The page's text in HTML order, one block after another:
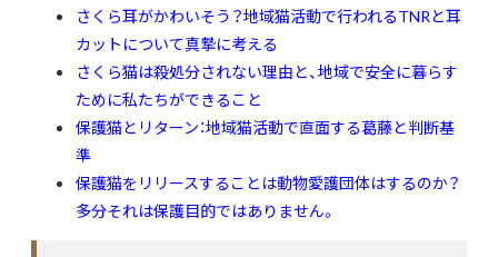
さくら耳がかわいそう？地域猫活動で行われるTNRと耳
カットについて真摯に考える
さくら猫は殺処分されない理由と、地域で安全に暮らす
ために私たちができること
保護猫とリターン：地域猫活動で直面する葛藤と判断基
準
保護猫をリリースすることは動物愛護団体はするのか？
多分それは保護目的ではありません。